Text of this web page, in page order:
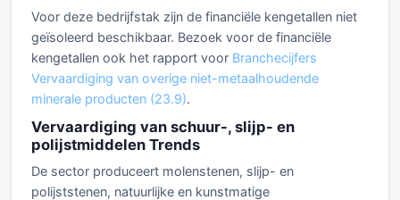
Voor deze bedrijfstak zijn de financiële kengetallen niet
geïsoleerd beschikbaar. Bezoek voor de financiële
kengetallen ook het rapport voor Branchecijfers
Vervaardiging van overige niet-metaalhoudende
minerale producten (23.9).
Vervaardiging van schuur-, slijp- en
polijstmiddelen Trends
De sector produceert molenstenen, slijp- en
polijststenen, natuurlijke en kunstmatige